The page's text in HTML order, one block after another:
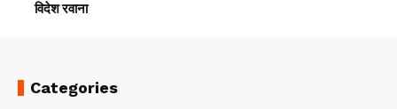
विदेश रवाना
Categories